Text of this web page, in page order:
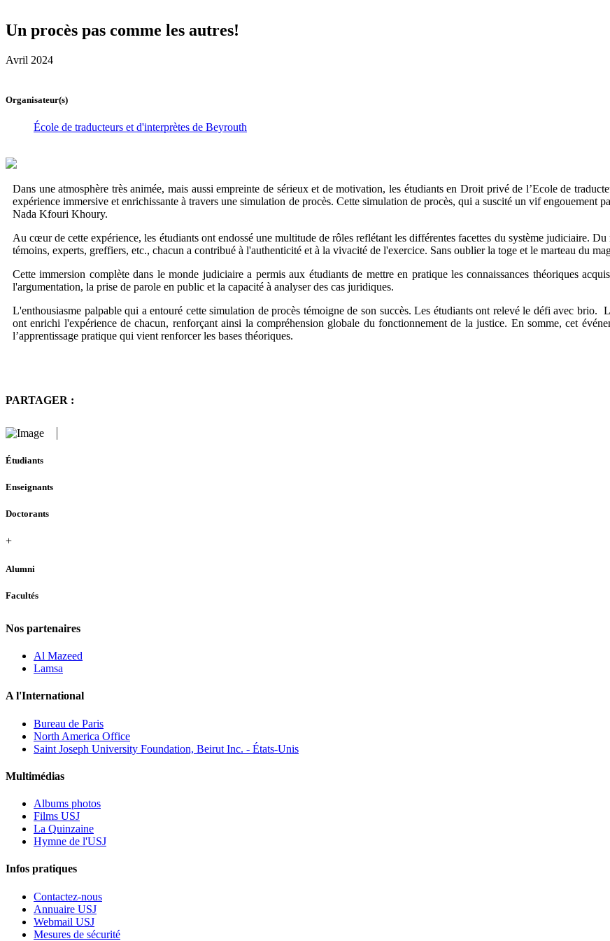
Un procès pas comme les autres!
Avril 2024
Organisateur(s)
École de traducteurs et d'interprètes de Beyrouth
Dans une atmosphère très animée, mais aussi empreinte de sérieux et de motivation, les étudiants en Droit privé de l’Ecole de
expérience immersive et enrichissante à travers une simulation de procès. Cette simulation de procès, qui a suscité un vif engouement
Nada Kfouri Khoury.
Au cœur de cette expérience, les étudiants ont endossé une multitude de rôles reflétant les différentes facettes du système judiciaire.
témoins, experts, greffiers, etc., chacun a contribué à l'authenticité et à la vivacité de l'exercice. Sans oublier la toge et le marteau du
Cette immersion complète dans le monde judiciaire a permis aux étudiants de mettre en pratique les connaissances théoriques
l'argumentation, la prise de parole en public et la capacité à analyser des cas juridiques.
L'enthousiasme palpable qui a entouré cette simulation de procès témoigne de son succès. Les étudiants ont relevé le défi avec brio.
ont enrichi l'expérience de chacun, renforçant ainsi la compréhension globale du fonctionnement de la justice. En somme, cet
l’apprentissage pratique qui vient renforcer les bases théoriques.
PARTAGER :
Étudiants
Enseignants
Doctorants
+
Alumni
Facultés
Nos partenaires
Al Mazeed
Lamsa
A l'International
Bureau de Paris
North America Office
Saint Joseph University Foundation, Beirut Inc. - États-Unis
Multimédias
Albums photos
Films USJ
La Quinzaine
Hymne de l'USJ
Infos pratiques
Contactez-nous
Annuaire USJ
Webmail USJ
Mesures de sécurité